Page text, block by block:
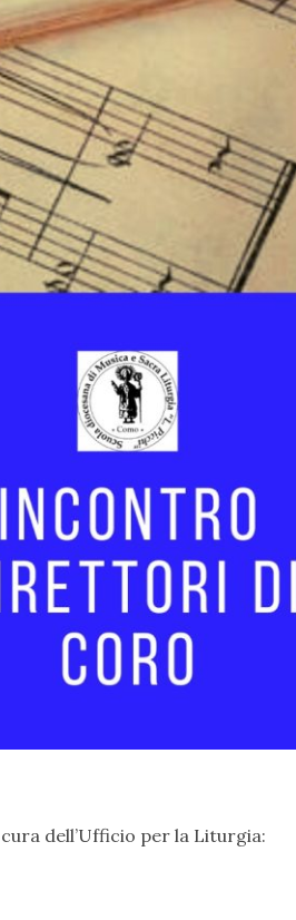
dell’Ufficio per la Liturgia: